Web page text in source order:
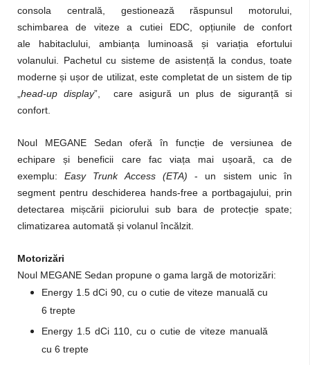
consola centrală, gestionează răspunsul motorului,
schimbarea de viteze a cutiei EDC, opțiunile de confort
ale habitaclului, ambianța luminoasă și variația efortului
volanului. Pachetul cu sisteme de asistență la condus, toate
moderne și ușor de utilizat, este completat de un sistem de tip
head-up display”, care asigură un plus de siguranță si
confort.
Noul MEGANE Sedan oferă în funcție de versiunea de
echipare și beneficii care fac viața mai ușoară, ca de
exemplu:Easy Trunk Access (ETA) - un sistem unic în
segment pentru deschiderea hands-free a portbagajului, prin
detectarea mișcării piciorului sub bara de protecție spate;
climatizarea automată și volanul încălzit.
Motorizări
Noul MEGANE Sedan propune o gama largă de motorizări:
Energy 1.5 dCi 90, cu o cutie de viteze manuală cu
6 trepte
Energy 1.5 dCi 110, cu o cutie de viteze manuală
cu 6 trepte